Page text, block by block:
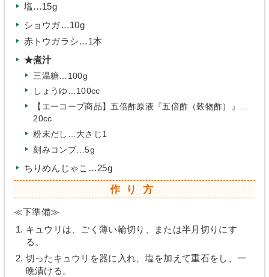
塩…15g
ショウガ…10g
赤トウガラシ…1本
★煮汁
三温糖…100g
しょうゆ…100cc
【エーコープ商品】五倍酢原液『五倍酢（穀物酢）』…
20cc
粉末だし…大さじ1
刻みコンブ…5g
ちりめんじゃこ…25g
作り方
≪下準備≫
キュウリは、ごく薄い輪切り、または半月切りにす
る。
切ったキュウリを器に入れ、塩を加えて重石をし、一
晩漬ける。